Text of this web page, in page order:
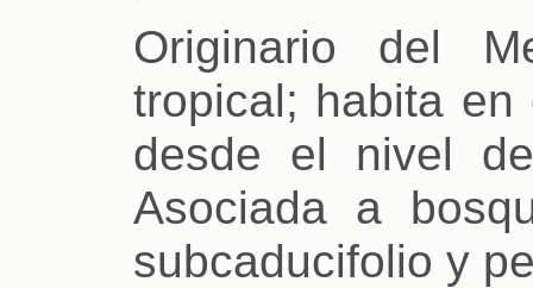
Originario del
tropical; habita
desde el nivel
Asociada a
subcaducifolio y